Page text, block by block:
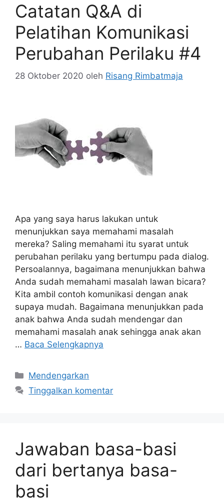
Catatan Q&A di
Pelatihan Komunikasi
Perubahan Perilaku #4
28 Oktober 2020 oleh Risang Rimbatmaja
Apa yang saya harus lakukan untuk
menunjukkan saya memahami masalah
mereka? Saling memahami itu syarat untuk
perubahan perilaku yang bertumpu pada dialog.
Persoalannya, bagaimana menunjukkan bahwa
Anda sudah memahami masalah lawan bicara?
Kita ambil contoh komunikasi dengan anak
supaya mudah. Bagaimana menunjukkan pada
anak bahwa Anda sudah mendengar dan
memahami masalah anak sehingga anak akan
… Baca Selengkapnya
Kategori
Mendengarkan
Tinggalkan komentar
Jawaban basa-basi
dari bertanya basa-
basi